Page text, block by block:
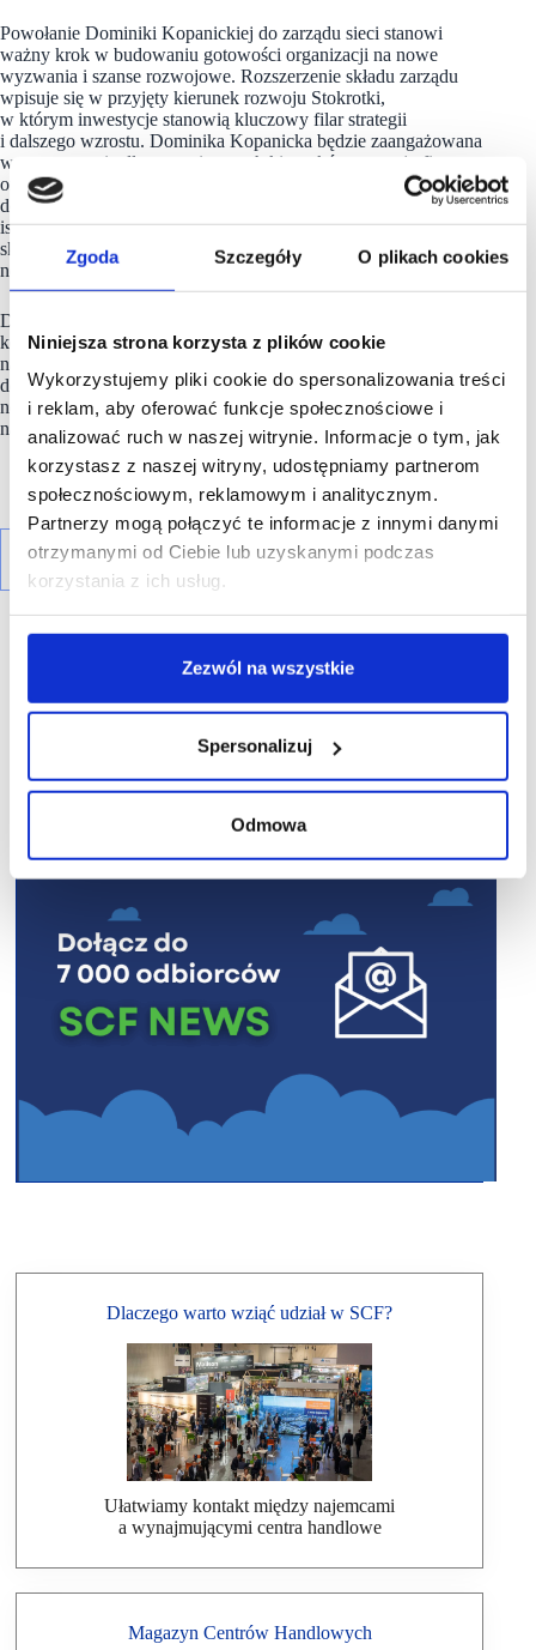
Zgoda Szczegóły O plikach cookies
Niniejsza strona korzysta z plików cookie
Wykorzystujemy pliki cookie do spersonalizowania treści
i reklam, aby oferować funkcje społecznościowe i
analizować ruch w naszej witrynie. Informacje o tym, jak
korzystasz z naszej witryny, udostępniamy partnerom
społecznościowym, reklamowym i analitycznym.
Partnerzy mogą połączyć te informacje z innymi danymi
otrzymanymi od Ciebie lub uzyskanymi podczas
korzystania z ich usług.
Zezwól na wszystkie
Spersonalizuj
Odmowa
Powołanie Dominiki Kopanickiej do zarządu sieci stanowi
ważny krok w budowaniu gotowości organizacji na nowe
wyzwania i szanse rozwojowe. Rozszerzenie składu zarządu
wpisuje się w przyjęty kierunek rozwoju Stokrotki,
w którym inwestycje stanowią kluczowy filar strategii
i dalszego wzrostu. Dominika Kopanicka będzie zaangażowana
w wyznaczanie długoterminowych kierunków rozwoju firmy
oraz podejmowanie najważniejszych decyzji biznesowych. Jej
doświadczenie w obszarze finansowania inwestycji będzie
istotnym wsparciem przy realizacji projektów zwiększających
skuteczność działania organizacji oraz wdrażaniu
nowoczesnych rozwiązań w handlu.
Dzięki systematycznym inwestycjom i wzmacnianiu
kompetencjiStokrotkakonsekwentnie buduje swoją pozycję
na rynku.
doskonaleniu sposobu działania oraz kształtowaniu
nowoczesnej, efektywnej sieci handlowej odpowiadającej
na potrzeby klientów w zmieniającym się otoczeniu rynkowym.
R E K L A M A
Dlaczego warto wziąć udział w SCF?
Ułatwiamy kontakt między najemcami
a wynajmującymi centra handlowe
Magazyn Centrów Handlowych